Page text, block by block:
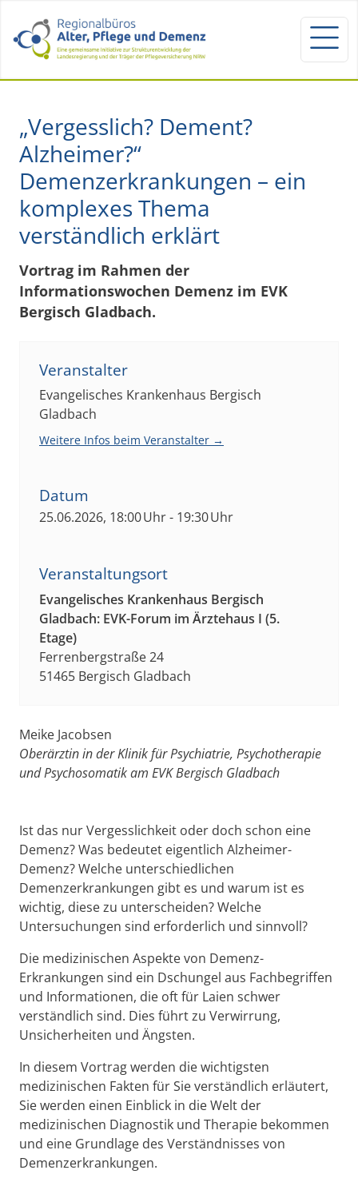
„Vergesslich? Dement?
Alzheimer?“
Demenzerkrankungen – ein
komplexes Thema
verständlich erklärt
Vortrag im Rahmen der
Informationswochen Demenz im EVK
Bergisch Gladbach.
Veranstalter
Evangelisches Krankenhaus Bergisch
Gladbach
Weitere Infos beim Veranstalter →
Datum
25.06.2026, 18:00 Uhr - 19:30 Uhr
Veranstaltungsort
Evangelisches Krankenhaus Bergisch
Gladbach: EVK-Forum im Ärztehaus I (5.
Etage)
Ferrenbergstraße 24
51465 Bergisch Gladbach
Meike Jacobsen
Oberärztin in der Klinik für Psychiatrie, Psychotherapie
und Psychosomatik am EVK Bergisch Gladbach
Ist das nur Vergesslichkeit oder doch schon eine
Demenz? Was bedeutet eigentlich Alzheimer-
Demenz? Welche unterschiedlichen
Demenzerkrankungen gibt es und warum ist es
wichtig, diese zu unterscheiden? Welche
Untersuchungen sind erforderlich und sinnvoll?
Die medizinischen Aspekte von Demenz-
Erkrankungen sind ein Dschungel aus Fachbegriffen
und Informationen, die oft für Laien schwer
verständlich sind. Dies führt zu Verwirrung,
Unsicherheiten und Ängsten.
In diesem Vortrag werden die wichtigsten
medizinischen Fakten für Sie verständlich erläutert,
Sie werden einen Einblick in die Welt der
medizinischen Diagnostik und Therapie bekommen
und eine Grundlage des Verständnisses von
Demenzerkrankungen.